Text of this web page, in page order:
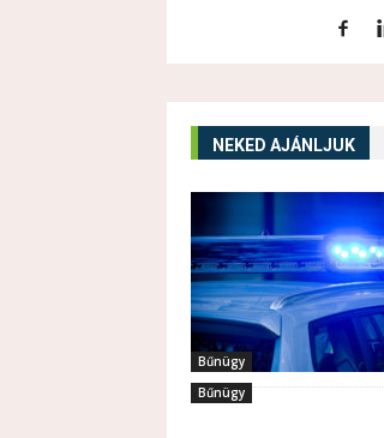
NEKED AJÁNLJUK
Bűnügy
Bűnügy